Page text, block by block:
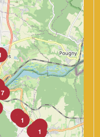
67
1
11281